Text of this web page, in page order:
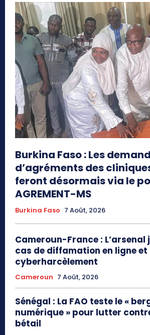
Burkina Faso : Les
d’agréments des
feront désormais via le
AGREMENT-MS
Burkina Faso 7 Août, 2026
Cameroun-France : L’arsenal
cas de diffamation en ligne et
cyberharcèlement
Cameroun 7 Août, 2026
Sénégal : La FAO teste le «
numérique » pour lutter
bétail